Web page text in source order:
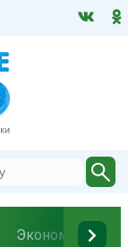
Экономика